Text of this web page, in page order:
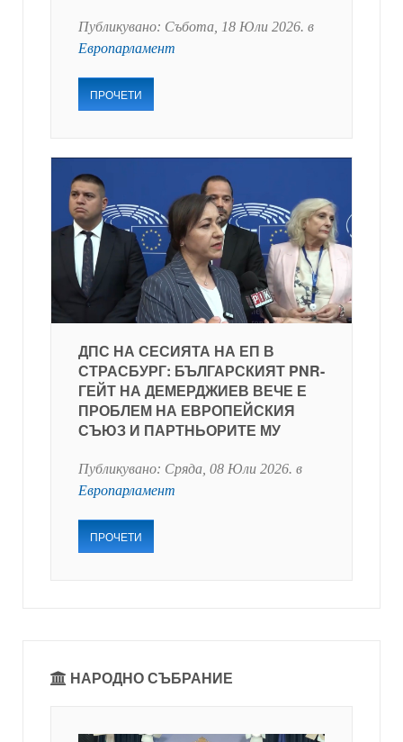
Публикувано: Събота, 18 Юли 2026. в
Европарламент
ПРОЧЕТИ
ДПС НА СЕСИЯТА НА ЕП В
СТРАСБУРГ: БЪЛГАРСКИЯТ PNR-
ГЕЙТ НА ДЕМЕРДЖИЕВ ВЕЧЕ Е
ПРОБЛЕМ НА ЕВРОПЕЙСКИЯ
СЪЮЗ И ПАРТНЬОРИТЕ МУ
Публикувано: Сряда, 08 Юли 2026. в
Европарламент
ПРОЧЕТИ
НАРОДНО СЪБРАНИЕ